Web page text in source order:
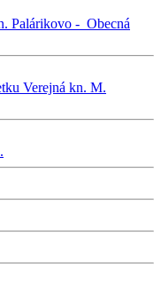
Palárikovo - Obecná
Verejná kn. M.